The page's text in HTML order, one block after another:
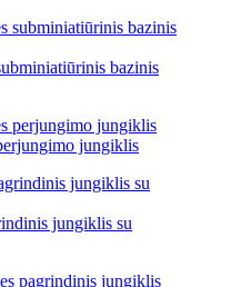
bazinis
jungiklis
jungiklis su